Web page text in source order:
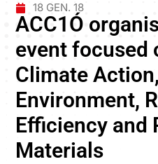
18 GEN. 18
ACC1Ó
event focused
Climate Action,
Environment,
Efficiency and
Materials